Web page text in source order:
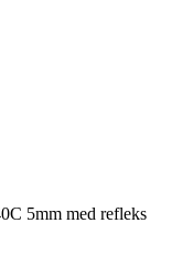
5mm med refleks